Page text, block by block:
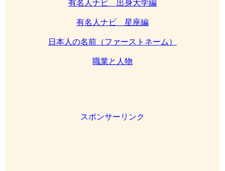
有名人ナビ 出身大学編
有名人ナビ 星座編
日本人の名前（ファーストネーム）
職業と人物
スポンサーリンク